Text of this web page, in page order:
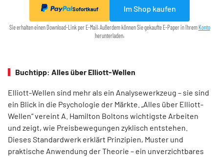
Sofortkauf Im Shop kaufen
Sie erhalten einen Download-Link per E-Mail. Außerdem können Sie gekaufte E-Paper in IhremKonto
herunterladen.
Buchtipp: Alles über Elliott-Wellen
Elliott-Wellen sind mehr als ein Analysewerkzeug – sie sind
ein Blick in die Psychologie der Märkte. „Alles über Elliott-
Wellen“ vereint A. Hamilton Boltons wichtigste Arbeiten
und zeigt, wie Preisbewegungen zyklisch entstehen.
Dieses Standardwerk erklärt Prinzipien, Muster und
praktische Anwendung der Theorie – ein unverzichtbares